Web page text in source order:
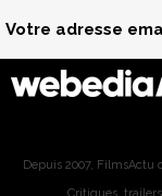
Votre adresse
Depuis 2007, FilmsActu
Critiques,